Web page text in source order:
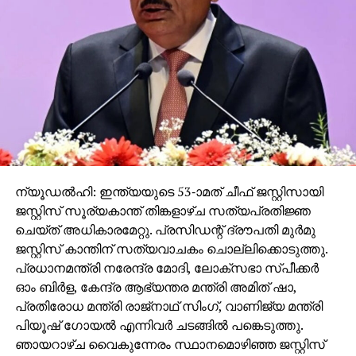
അവര്‍ സിം കാര്‍ഡും അക്കൗണ്ടും സഞ്ജീവിന്
കൈമാറിയതാണെന്ന് സമ്മതിച്ചു.
തുടര്‍ന്ന്, തട്ടിപ്പ് പ്രവര്‍ത്തനങ്ങള്‍ക്കായി ഉപയോഗിച്ച
മറ്റൊരു നമ്പറിന്റെ ഉടമയായ ശിവം രോഹില്ലയും
അമര്‍ കോളനിയില്‍ നിന്ന് പൊലീസിന്റെ
കസ്റ്റഡിയിലായി.
മയൂര്‍ വിഹാര്‍ ഫേസ്-3 ആസ്ഥാനമായാണ് സംഘം
അവസരങ്ങള്‍ വാഗ്ദാനം ചെയ്ത് ഇരകളെ വലയില്‍
വീഴ്ത്താന്‍ ടെലികോളിംഗ് ജീവനക്കാരെ ആലം
നിയമിച്ചിരുന്നു. വ്യാജ കമ്പനികളുടെ പേരില്‍
ഓഫറുകള്‍ നല്‍കി സാങ്കേതിക വിദ്യ ദുരുപയോഗം
ചെയ്തായിരുന്നു തട്ടിപ്പ് നടത്തിയത്.
ഡി.സി.പി (സൗത്ത്-ഈസ്റ്റ്) ഡോ. ഹേമന്ത് തിവാരിയുടെ
വിവരമനുസരിച്ച്, ഇതുവരെ 300 തട്ടിപ്പ് ഇരകളെ
കണ്ടെത്തിയിട്ടുണ്ട്. മൂന്നു കോടി രൂപയുടെ
ന്യൂഡല്‍ഹി: ഇന്ത്യയുടെ 53-ാമത് ചീഫ് ജസ്റ്റിസായി
ജസ്റ്റിസ് സൂര്യകാന്ത് തിങ്കളാഴ്ച സത്യപ്രതിജ്ഞ
ചെയ്ത് അധികാരമേറ്റു. പ്രസിഡന്റ് ദ്രൗപതി മുര്‍മു
ജസ്റ്റിസ് കാന്തിന് സത്യവാചകം ചൊല്ലിക്കൊടുത്തു.
പ്രധാനമന്ത്രി നരേന്ദ്ര മോദി, ലോക്സഭാ സ്പീക്കര്‍
ഓം ബിര്‍ള, കേന്ദ്ര ആഭ്യന്തര മന്ത്രി അമിത് ഷാ,
പ്രതിരോധ മന്ത്രി രാജ്നാഥ് സിംഗ്, വാണിജ്യ മന്ത്രി
പിയൂഷ് ഗോയല്‍ എന്നിവര്‍ ചടങ്ങില്‍ പങ്കെടുത്തു.
ഞായറാഴ്ച വൈകുന്നേരം സ്ഥാനമൊഴിഞ്ഞ ജസ്റ്റിസ്